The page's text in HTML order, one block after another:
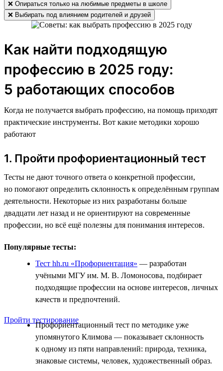
❌ Опираться только на любимые предметы в школе
❌ Выбирать под влиянием родителей и друзей
Как найти подходящую
профессию в 2025 году:
5 работающих способов
Когда не получается выбрать профессию, на помощь приходят
практические инструменты. Вот какие методики хорошо
работают
1. Пройти профориентационный тест
Тесты не дают точного ответа о конкретной профессии,
но помогают определить склонность к определённым группам
деятельности. Некоторые из них разработаны больше
двадцати лет назад и не ориентируют на современные
профессии, но всё ещё полезны для понимания интересов.
Популярные тесты:
Тест hh.ru «Профориентация» — разработан
учёными МГУ им. М. В. Ломоносова, подбирает
подходящие профессии на основе интересов, личных
качеств и предпочтений.
Пройти тестирование
Профориентационный тест по методике уже
упомянутого Климова — показывает склонность
к одному из пяти направлений: природа, техника,
знаковые системы, человек, художественный образ.